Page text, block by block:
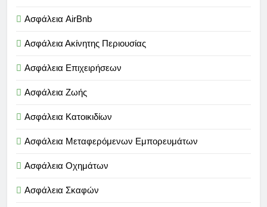
Ασφάλεια AirBnb
Ασφάλεια Ακίνητης Περιουσίας
Ασφάλεια Επιχειρήσεων
Ασφάλεια Ζωής
Ασφάλεια Κατοικιδίων
Ασφάλεια Μεταφερόμενων Εμπορευμάτων
Ασφάλεια Οχημάτων
Ασφάλεια Σκαφών